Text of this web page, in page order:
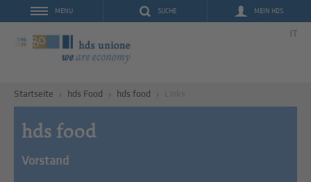
SUCHE MEIN HDS
MENU
IT
Startseite hds Food hds food
hds food
Vorstand